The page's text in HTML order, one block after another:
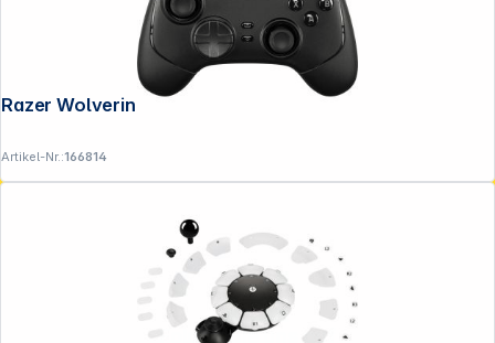
Razer Wolverine V3 Pro black
Artikel-Nr.:166814
Folgen Sie uns auf